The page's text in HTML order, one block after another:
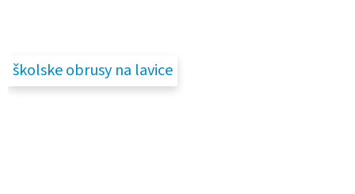
školske obrusy na lavice